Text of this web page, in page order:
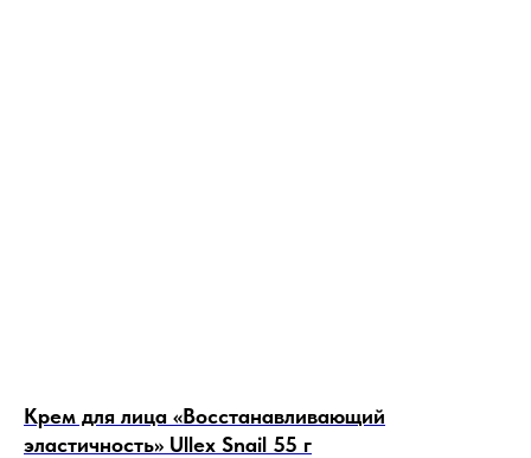
Крем для лица «Восстанавливающий
эластичность» Ullex Snail 55 г